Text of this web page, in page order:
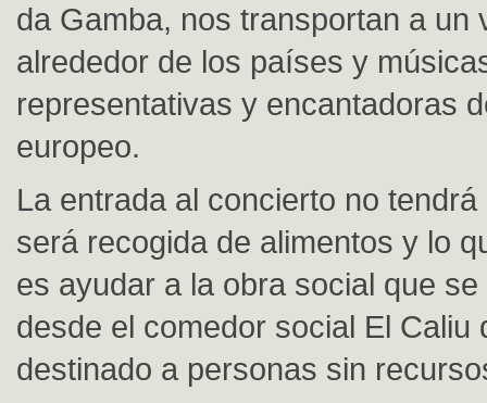
da Gamba, nos transportan a un
alrededor de los países y
representativas y encantadoras
europeo.
La entrada al concierto no
será recogida de alimentos y lo
es ayudar a la obra social que
desde el comedor social El Caliu
destinado a personas sin